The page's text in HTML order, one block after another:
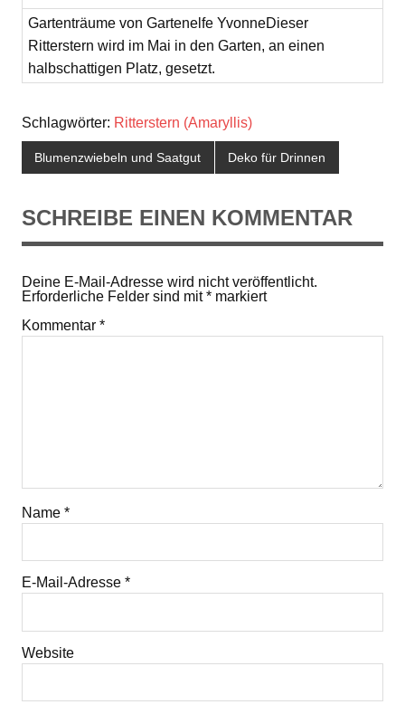
Gartenträume von Gartenelfe YvonneDieser
Ritterstern wird im Mai in den Garten, an einen
halbschattigen Platz, gesetzt.
Schlagwörter: Ritterstern (Amaryllis)
Blumenzwiebeln und Saatgut Deko für Drinnen
SCHREIBE EINEN KOMMENTAR
Deine E-Mail-Adresse wird nicht veröffentlicht.
Erforderliche Felder sind mit* markiert
Kommentar *
Name *
E-Mail-Adresse *
Website